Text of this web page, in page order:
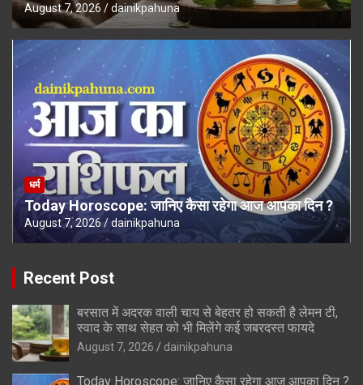
August 7, 2026 dainikpahuna
धर्म
Today Horoscope: जानिए कैसा रहेगा आज आपका दिन ?
August 7, 2026 dainikpahuna
Recent Post
बरसात में अदरक वाली चाय से बेहतर हो सकती है लेमन टी,
स्वाद के साथ सेहत को भी मिलेंगे कई जबरदस्त फायदे
August 7, 2026 dainikpahuna
Today Horoscope: जानिए कैसा रहेगा आज आपका दिन ?